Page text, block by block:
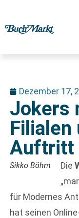
Dezember 17,
Jokers
Filialen
Auftritt
Sikko Böhm Die
für Modernes
hat seinen